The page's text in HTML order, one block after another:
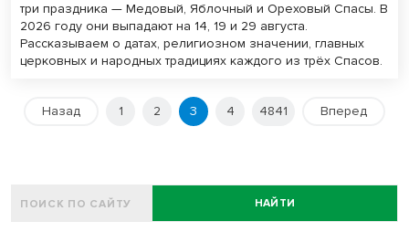
три праздника — Медовый, Яблочный и Ореховый Спасы. В
2026 году они выпадают на 14, 19 и 29 августа.
Рассказываем о датах, религиозном значении, главных
церковных и народных традициях каждого из трёх Спасов.
Назад 1 2 3 4 4841 Вперед
НАЙТИ